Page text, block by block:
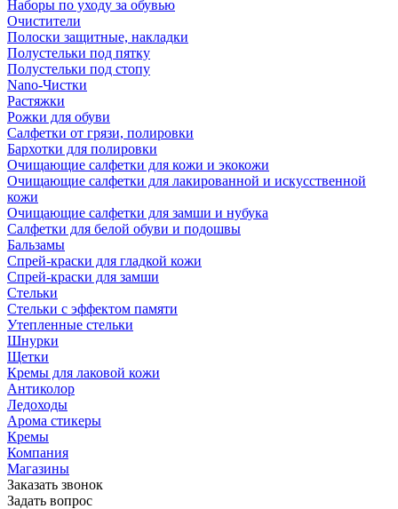
Наборы по уходу за обувью
Очистители
Полоски защитные, накладки
Полустельки под пятку
Полустельки под стопу
Nano-Чистки
Растяжки
Рожки для обуви
Салфетки от грязи, полировки
Бархотки для полировки
Очищающие салфетки для кожи и экокожи
Очищающие салфетки для лакированной и искусственной
кожи
Очищающие салфетки для замши и нубука
Салфетки для белой обуви и подошвы
Бальзамы
Спрей-краски для гладкой кожи
Спрей-краски для замши
Стельки
Стельки с эффектом памяти
Утепленные стельки
Шнурки
Щетки
Кремы для лаковой кожи
Антиколор
Ледоходы
Арома стикеры
Кремы
Компания
Магазины
Заказать звонок
Задать вопрос